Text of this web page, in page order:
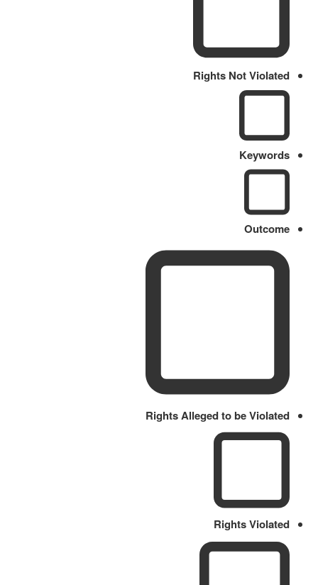
Rights Not Violated
Keywords
Outcome
Rights Alleged to be Violated
Rights Violated